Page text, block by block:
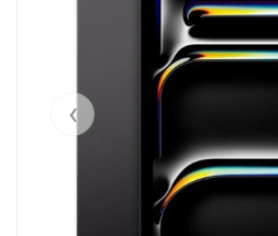
‹